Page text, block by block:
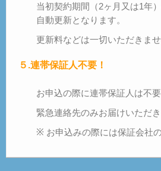
当初契約期間（2ヶ月又は1年
自動更新となります。
更新料などは一切いただきませ
５.連帯保証人不要！
お申込の際に連帯保証人は不要
緊急連絡先のみお届けいただき
※ お申込みの際には保証会社